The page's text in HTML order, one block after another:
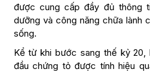
được cung cấp đầy đủ thông
dưỡng và công năng chữa lành
sống.
Kể từ khi bước sang thế kỷ
đầu chứng tỏ được tính hiệu